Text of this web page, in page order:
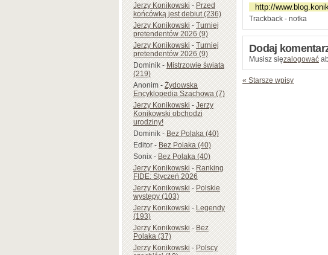
Jerzy Konikowski-Przed
końcówką jest debiut (236)
Jerzy Konikowski-Turniej
pretendentów 2026 (9)
Jerzy Konikowski-Turniej
pretendentów 2026 (9)
Dominik-Mistrzowie świata
(219)
Anonim-Żydowska
Encyklopedia Szachowa (7)
Jerzy Konikowski-Jerzy
Konikowski obchodzi
urodziny!
Dominik-Bez Polaka (40)
Editor-Bez Polaka (40)
Sonix-Bez Polaka (40)
Jerzy Konikowski-Ranking
FIDE: Styczeń 2026
Jerzy Konikowski-Polskie
występy (103)
Jerzy Konikowski-Legendy
(193)
Jerzy Konikowski-Bez
Polaka (37)
Jerzy Konikowski-Polscy
Trackback - notka
Dodaj
Musisz sięzalogować
« Starsze wpisy